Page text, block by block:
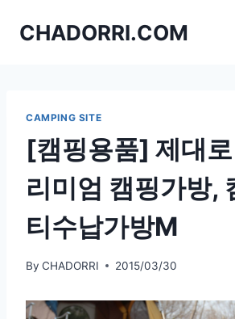
CHADORRI.COM
CAMPING SITE
[캠핑용품] 제대
리미엄 캠핑가방,
티수납가방M
By CHADORRI 2015/03/30